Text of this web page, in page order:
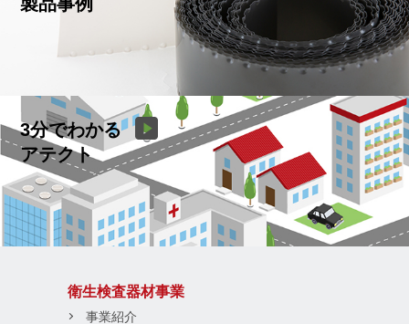
3分でわかる
アテクト
衛生検査器材事業
事業紹介